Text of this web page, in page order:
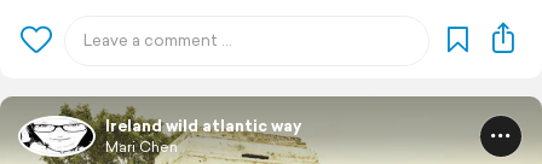
Ireland wild atlantic way
Mari Chen